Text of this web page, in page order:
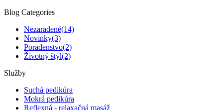
Blog Categories
Nezaradené(14)
Novinky(3)
Poradenstvo(2)
Životný štýl(2)
Služby
Suchá pedikúra
Mokrá pedikúra
Reflexná - relaxačná masáž